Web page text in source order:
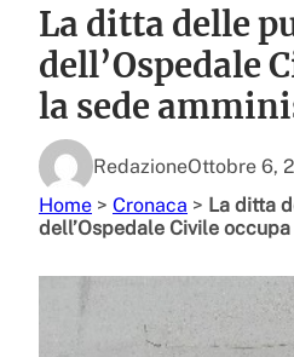
La ditta delle
dell’Ospedale
la sede
RedazioneOttobre 6,
Home > Cronaca > La ditta
dell’Ospedale Civile